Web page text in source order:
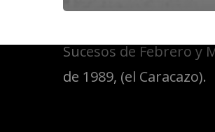
Sucesos de Febrero y
de 1989, (el Caracazo).